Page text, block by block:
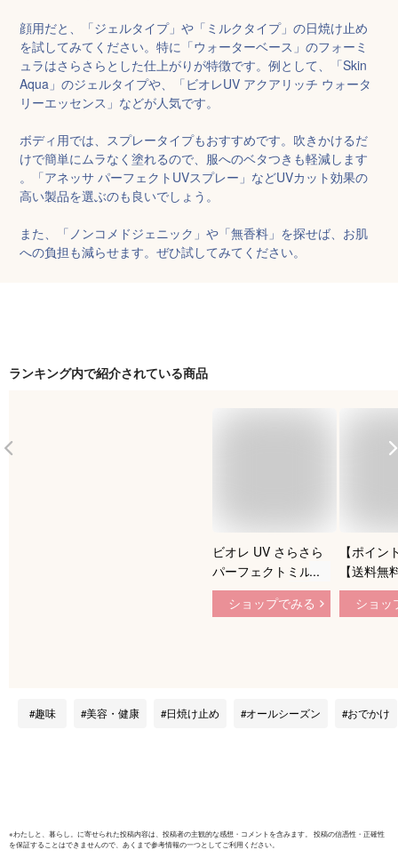
顔用だと、「ジェルタイプ」や「ミルクタイプ」の日焼け止め
を試してみてください。特に「ウォーターベース」のフォーミ
ュラはさらさらとした仕上がりが特徴です。例として、「Skin
Aqua」のジェルタイプや、「ビオレUV アクアリッチ ウォータ
リーエッセンス」などが人気です。
ボディ用では、スプレータイプもおすすめです。吹きかけるだ
けで簡単にムラなく塗れるので、服へのベタつきも軽減します
。「アネッサ パーフェクトUVスプレー」などUVカット効果の
高い製品を選ぶのも良いでしょう。
また、「ノンコメドジェニック」や「無香料」を探せば、お肌
への負担も減らせます。ぜひ試してみてください。
ランキング内で紹介されている商品
ビオレ UV さらさら
パーフェクトミルク
SPF50+ 40ml
ショップでみる
【ポイン
【送料無
予報 さら
ティックF
も UVカ
ショッ
趣味 美容・健康 日焼け止め オールシーズン おでかけ
※わたしと、暮らし。 に寄せられた投稿内容は、投稿者の主観的な感想・コメントを含みます。 投稿の信憑性・正確性
を保証することはできませんので、あくまで参考情報の一つとしてご利用ください。